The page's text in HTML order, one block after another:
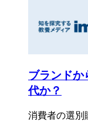
ブランドか
代か？
消費者の選別